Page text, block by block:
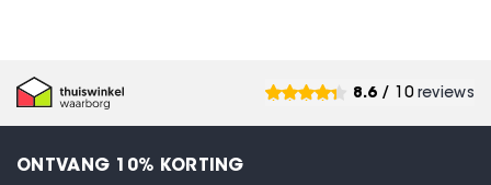
8.6/ 10 reviews
ONTVANG 10% KORTING